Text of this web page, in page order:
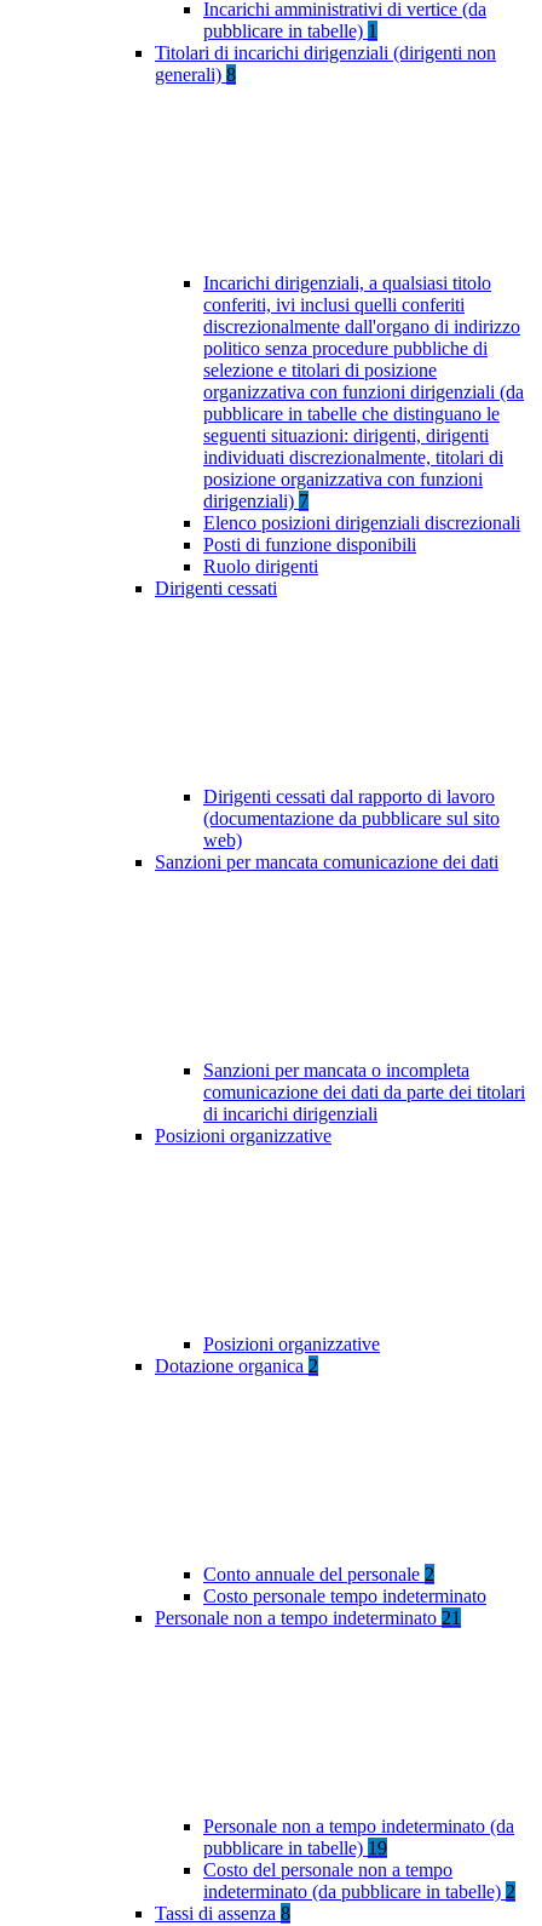
Incarichi amministrativi di vertice (da
pubblicare in tabelle) 1
Titolari di incarichi dirigenziali (dirigenti non
generali) 8
Incarichi dirigenziali, a qualsiasi titolo
conferiti, ivi inclusi quelli conferiti
discrezionalmente dall'organo di indirizzo
politico senza procedure pubbliche di
selezione e titolari di posizione
organizzativa con funzioni dirigenziali (da
pubblicare in tabelle che distinguano le
seguenti situazioni: dirigenti, dirigenti
individuati discrezionalmente, titolari di
posizione organizzativa con funzioni
dirigenziali) 7
Elenco posizioni dirigenziali discrezionali
Posti di funzione disponibili
Ruolo dirigenti
Dirigenti cessati
Dirigenti cessati dal rapporto di lavoro
(documentazione da pubblicare sul sito
web)
Sanzioni per mancata comunicazione dei dati
Sanzioni per mancata o incompleta
comunicazione dei dati da parte dei titolari
di incarichi dirigenziali
Posizioni organizzative
Posizioni organizzative
Dotazione organica 2
Conto annuale del personale 2
Costo personale tempo indeterminato
Personale non a tempo indeterminato 21
Personale non a tempo indeterminato (da
pubblicare in tabelle) 19
Costo del personale non a tempo
indeterminato (da pubblicare in tabelle) 2
Tassi di assenza 8